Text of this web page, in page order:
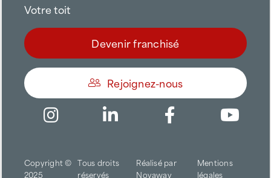
Votre toit
Devenir franchisé
Rejoignez-nous
Copyright ©
2025
Tous droits
réservés
Réalisé par
Novaway
Mentions
légales
Trouver une agence